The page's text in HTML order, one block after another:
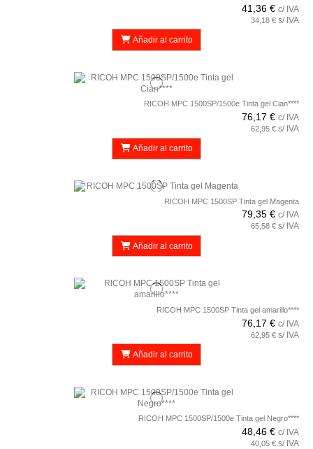
41,36 € c/ IVA
34,18 € s/ IVA
Añadir al carrito
RICOH MPC 1500SP/1500e Tinta gel Cian****
76,17 € c/ IVA
62,95 € s/ IVA
Añadir al carrito
RICOH MPC 1500SP Tinta gel Magenta
79,35 € c/ IVA
65,58 € s/ IVA
Añadir al carrito
RICOH MPC 1500SP Tinta gel amarillo****
76,17 € c/ IVA
62,95 € s/ IVA
Añadir al carrito
RICOH MPC 1500SP/1500e Tinta gel Negro****
48,46 € c/ IVA
40,05 € s/ IVA